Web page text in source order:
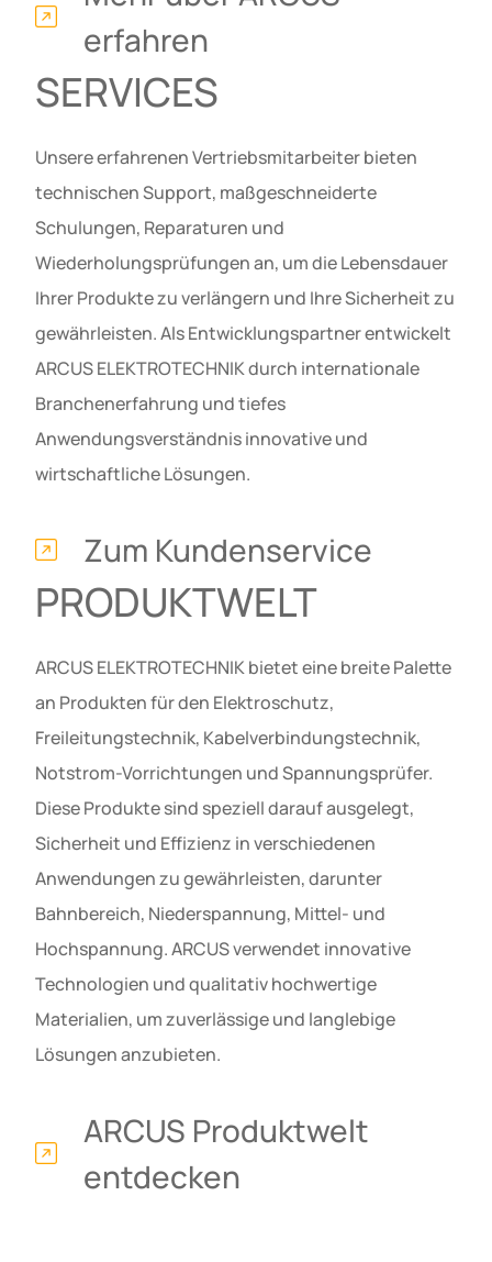
erfahren
SERVICES
Unsere erfahrenen Vertriebsmitarbeiter bieten
technischen Support, maßgeschneiderte
Schulungen, Reparaturen und
Wiederholungsprüfungen an, um die Lebensdauer
Ihrer Produkte zu verlängern und Ihre Sicherheit zu
gewährleisten. Als Entwicklungspartner entwickelt
ARCUS ELEKTROTECHNIK durch internationale
Branchenerfahrung und tiefes
Anwendungsverständnis innovative und
wirtschaftliche Lösungen.
Zum Kundenservice
PRODUKTWELT
ARCUS ELEKTROTECHNIK bietet eine breite Palette
an Produkten für den Elektroschutz,
Freileitungstechnik, Kabelverbindungstechnik,
Notstrom-Vorrichtungen und Spannungsprüfer.
Diese Produkte sind speziell darauf ausgelegt,
Sicherheit und Effizienz in verschiedenen
Anwendungen zu gewährleisten, darunter
Bahnbereich, Niederspannung, Mittel- und
Hochspannung. ARCUS verwendet innovative
Technologien und qualitativ hochwertige
Materialien, um zuverlässige und langlebige
Lösungen anzubieten.
ARCUS Produktwelt
entdecken